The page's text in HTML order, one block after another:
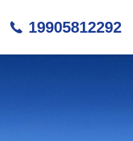
19905812292